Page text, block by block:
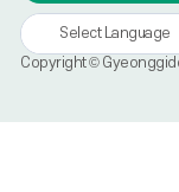
Select Language
Copyright ©